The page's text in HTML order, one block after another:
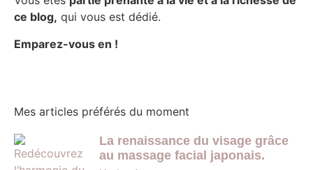
ce blog, qui vous est dédié.
Emparez-vous en !
Mes articles préférés du moment
La renaissance du visage grâce
au massage facial japonais.